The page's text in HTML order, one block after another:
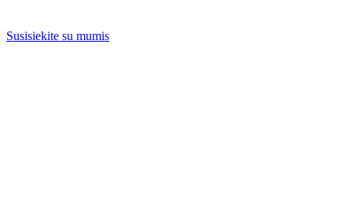
Susisiekite su mumis